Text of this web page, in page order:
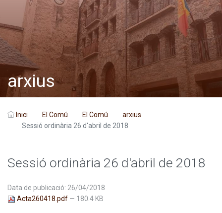
arxius
Inici El Comú El Comú
arxius
Sessió ordinària 26 d'abril de 2018
Sessió ordinària 26 d'abril de 2018
Data de publicació: 26/04/2018
Acta260418.pdf — 180.4 KB